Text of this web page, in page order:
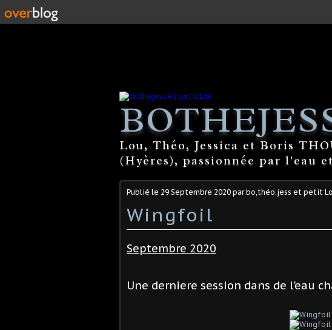
Lou, Théo, Jessica et Boris
(Hyères), passionnée par l'eau
Publié le 29 Septembre 2020 par bo,théo,jess et petit
Wingfoil
Septembre 2020
Une derniere session dans de l'eau